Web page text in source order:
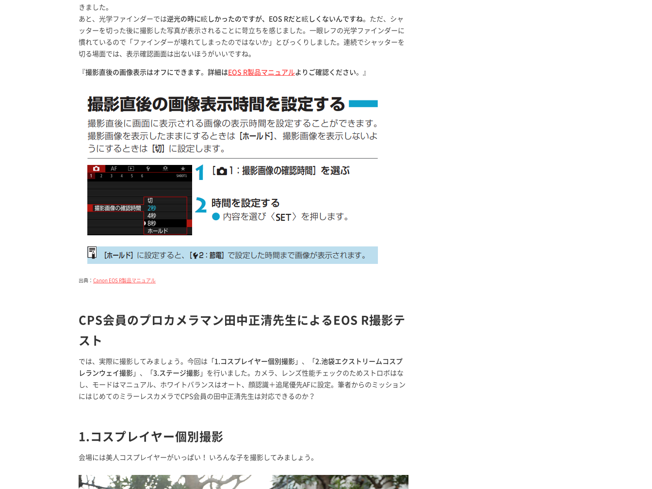
きました。
あと、光学ファインダーでは逆光の時に眩しかったのですが、EOS Rだと眩しくないんですね。ただ、シャ
ッターを切った後に撮影した写真が表示されることに苛立ちを感じました。一眼レフの光学ファインダーに
慣れているので「ファインダーが壊れてしまったのではないか」とびっくりしました。連続でシャッターを
切る場面では、表示確認画面は出ないほうがいいですね。
『撮影直後の画像表示はオフにできます。 詳細は EOS R製品マニュアルよりご確認ください。』
出典： Canon EOS R製品マニュアル
CPS会員のプロカメラマン田中正清先生によるEOS R撮影テ
スト
では、実際に撮影してみましょう。今回は「 1.コスプレイヤー個別撮影 」、「 2.池袋エクストリームコスプ
レランウェイ撮影 」、「 3.ステージ撮影 」を行いました。カメラ、レンズ性能チェックのためストロボはな
し、モードはマニュアル、ホワイトバランスはオート、顔認識＋追尾優先AFに設定。筆者からのミッション
にはじめてのミラーレスカメラでCPS会員の田中正清先生は対応できるのか？
1.コスプレイヤー個別撮影
会場には美人コスプレイヤーがいっぱい！ いろんな子を撮影してみましょう。